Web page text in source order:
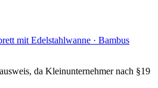
mit Edelstahlwanne · Bambus
da Kleinunternehmer nach §19